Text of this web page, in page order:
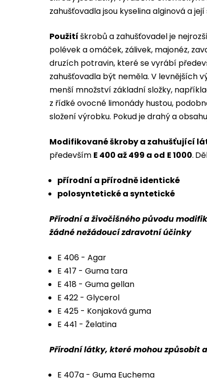
zahušťovadla jsou kyselina alginová a
Použitíškrobů a zahušťovadel je
polévek a omáček, zálivek, majonéz,
druzích potravin, které se vyrábí
zahušťovadla být neměla. V levnějších
menší množství základní složky,
z řídké ovocné limonády hustou,
složení výrobku. Pokud je drahý a
Modifikované škroby a zahušťující
především E 400 až 499 a od E 1000.
přírodní a přírodně identické
polosyntetické a syntetické
Přírodní a živočišného původu
žádné nežádoucí zdravotní účinky
E 406 - Agar
E 417 - Guma tara
E 418 - Guma gellan
E 422 - Glycerol
E 425 - Konjaková guma
E 441 - Želatina
Přírodní látky, které mohou způsobit
E 407a - Guma Euchema